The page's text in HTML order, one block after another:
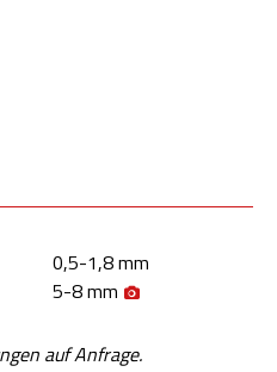
0,5-1,8 mm
5-8 mm
auf Anfrage.